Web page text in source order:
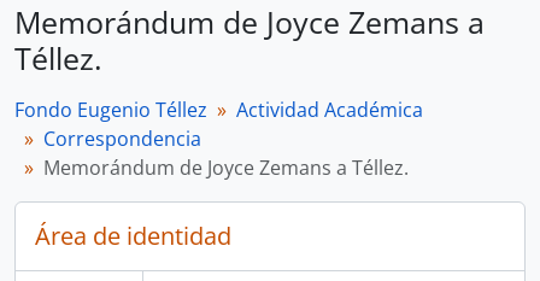
Memorándum de Joyce Zemans a
Téllez.
Fondo Eugenio Téllez
Actividad Académica
Correspondencia
Memorándum de Joyce Zemans a Téllez.
Área de identidad